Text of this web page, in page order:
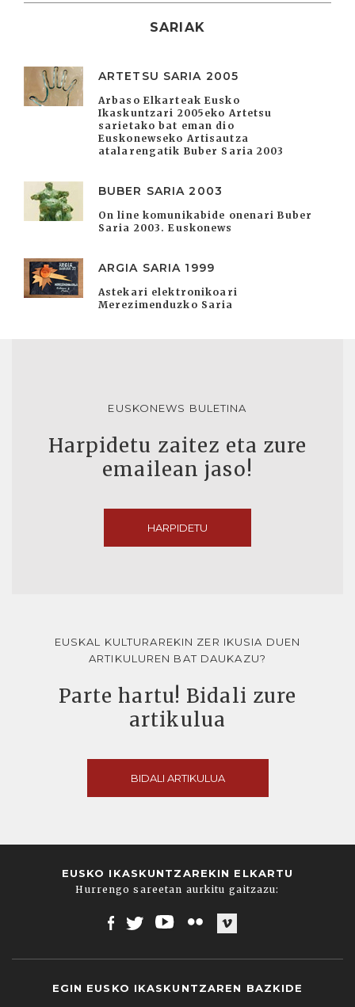
SARIAK
ARTETSU SARIA 2005
Arbaso Elkarteak Eusko
Ikaskuntzari 2005eko Artetsu
sarietako bat eman dio
Euskonewseko Artisautza
atalarengatik Buber Saria 2003
BUBER SARIA 2003
On line komunikabide onenari Buber
Saria 2003. Euskonews
ARGIA SARIA 1999
Astekari elektronikoari
Merezimenduzko Saria
EUSKONEWS BULETINA
Harpidetu zaitez eta zure
emailean jaso!
HARPIDETU
EUSKAL KULTURAREKIN ZER IKUSIA DUEN
ARTIKULUREN BAT DAUKAZU?
Parte hartu! Bidali zure
artikulua
BIDALI ARTIKULUA
EUSKO IKASKUNTZAREKIN ELKARTU
Hurrengo sareetan aurkitu gaitzazu:
EGIN EUSKO IKASKUNTZAREN BAZKIDE